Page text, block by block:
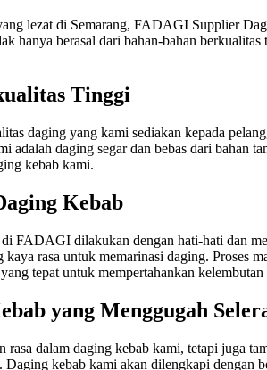
lezat di Semarang, FADAGI Supplier
hanya berasal dari bahan-bahan
Tinggi
daging yang kami sediakan kepada
adalah daging segar dan bebas dari bahan
kebab kami.
Kebab
FADAGI dilakukan dengan hati-hati dan
rasa untuk memarinasi daging. Proses
tepat untuk mempertahankan
yang Menggugah
rasa dalam daging kebab kami, tetapi juga
Daging kebab kami akan dilengkapi dengan